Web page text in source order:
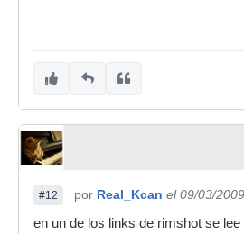
#12 por Real_Kcan el 09/03/2009
en un de los links de rimshot se